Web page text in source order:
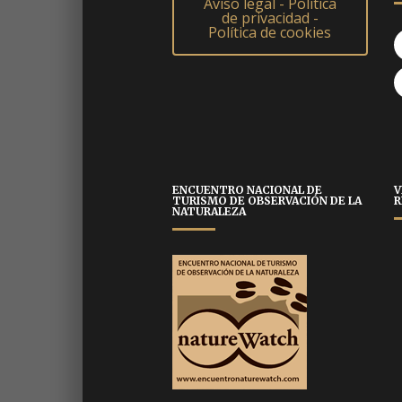
de privacidad -
Política de cookies
ENCUENTRO NACIONAL DE
TURISMO DE OBSERVACIÓN DE LA
NATURALEZA